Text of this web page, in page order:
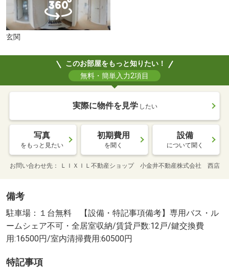
玄関
このお部屋をもっと知りたい！
無料・簡単入力2項目
実際に物件を見学 したい
写真
をもっと見たい
初期費用
を聞く
設備
について聞く
お問い合わせ先 ＬＩＸＩＬ不動産ショップ 小金井不動産株式会社 西店
備考
駐車場：１台無料 【設備・特記事項備考】専用バス・ル
ームシェア不可・全居室収納/賃貸戸数:12戸/鍵交換費
用:16500円/室内清掃費用:60500円
特記事項